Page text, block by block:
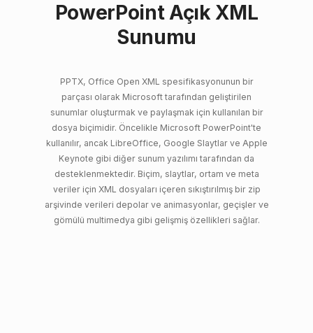
PowerPoint Açık XML
Sunumu
PPTX, Office Open XML spesifikasyonunun bir
parçası olarak Microsoft tarafından geliştirilen
sunumlar oluşturmak ve paylaşmak için kullanılan bir
dosya biçimidir. Öncelikle Microsoft PowerPoint'te
kullanılır, ancak LibreOffice, Google Slaytlar ve Apple
Keynote gibi diğer sunum yazılımı tarafından da
desteklenmektedir. Biçim, slaytlar, ortam ve meta
veriler için XML dosyaları içeren sıkıştırılmış bir zip
arşivinde verileri depolar ve animasyonlar, geçişler ve
gömülü multimedya gibi gelişmiş özellikleri sağlar.